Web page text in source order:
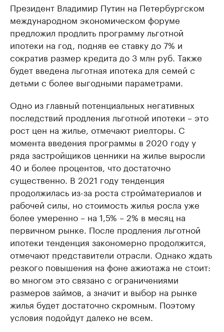
Президент Владимир Путин на Петербургском
международном экономическом форуме
предложил продлить программу льготной
ипотеки на год, подняв ее ставку до 7% и
сократив размер кредита до 3 млн руб. Также
будет введена льготная ипотека для семей с
детьми с более выгодными параметрами.
Одно из главный потенциальных негативных
последствий продления льготной ипотеки – это
рост цен на жилье, отмечают риелторы. С
момента введения программы в 2020 году у
ряда застройщиков ценники на жилье выросли
40 и более процентов, что достаточно
существенно. В 2021 году тенденция
продолжилась из-за роста стройматериалов и
рабочей силы, но стоимость жилья росла уже
более умеренно – на 1,5% – 2% в месяц на
первичном рынке. После продления льготной
ипотеки тенденция закономерно продолжится,
отмечают представители отрасли. Однако ждать
резкого повышения на фоне ажиотажа не стоит:
во многом это связано с ограничениями
размеров займов, а значит и выбор на рынке
жилья будет достаточно скромным. Поэтому
условия подойдут далеко не всем.